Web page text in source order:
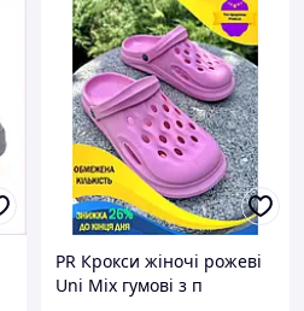
PR Крокси жіночі рожеві
Uni Mix гумові з п